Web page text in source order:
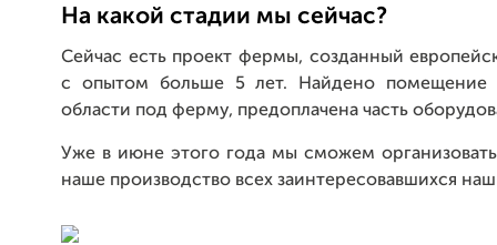
На какой стадии мы сейчас?
Сейчас есть проект фермы, созданный
с опытом больше 5 лет. Найдено помещение
области под ферму, предоплачена часть
Уже в июне этого года мы сможем
наше производство всех заинтересовавшихся